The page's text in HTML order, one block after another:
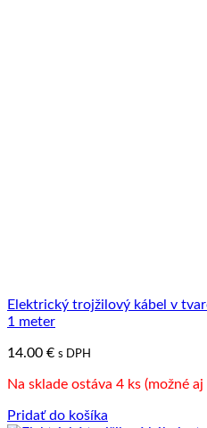
Elektrický trojžilový kábel v
1 meter
14.00 € s DPH
Na sklade ostáva 4 ks (možné
Pridať do košíka